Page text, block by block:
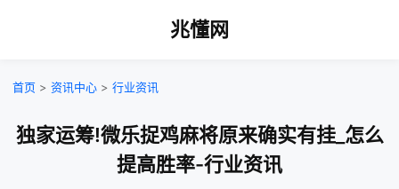
兆懂网
首页 > 资讯中心 > 行业资讯
独家运筹!微乐捉鸡麻将原来确实有挂_怎么
提高胜率-行业资讯